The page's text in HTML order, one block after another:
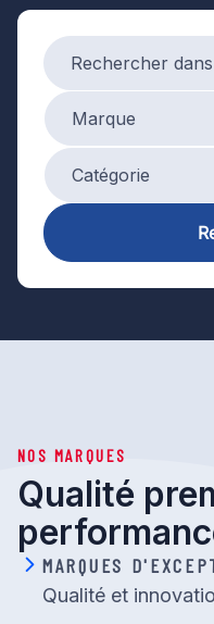
Search products
Marque
Marque
Product Category
Catégorie
NOS MARQUES
Qualité
MARQUES
Qualité et